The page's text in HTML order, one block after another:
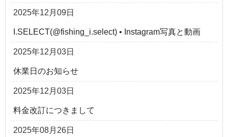
2025年12月09日
I.SELECT(@fishing_i.select) • Instagram写真と動画
2025年12月03日
休業日のお知らせ
2025年12月03日
料金改訂につきまして
2025年08月26日